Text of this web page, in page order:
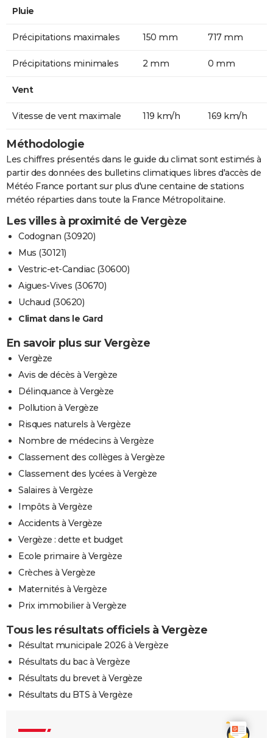
Pluie
Précipitations maximales 150 mm 717 mm
Précipitations minimales 2 mm 0 mm
Vent
Vitesse de vent maximale 119 km/h 169 km/h
Méthodologie
Les chiffres présentés dans le guide du climat sont estimés à
partir des données des bulletins climatiques libres d'accès de
Météo France portant sur plus d'une centaine de stations
météo réparties dans toute la France Métropolitaine.
Les villes à proximité de Vergèze
Codognan (30920)
Mus (30121)
Vestric-et-Candiac (30600)
Aigues-Vives (30670)
Uchaud (30620)
Climat dans le Gard
En savoir plus sur Vergèze
Vergèze
Avis de décès à Vergèze
Délinquance à Vergèze
Pollution à Vergèze
Risques naturels à Vergèze
Nombre de médecins à Vergèze
Classement des collèges à Vergèze
Classement des lycées à Vergèze
Salaires à Vergèze
Impôts à Vergèze
Accidents à Vergèze
Vergèze : dette et budget
Ecole primaire à Vergèze
Crèches à Vergèze
Maternités à Vergèze
Prix immobilier à Vergèze
Tous les résultats officiels à Vergèze
Résultat municipale 2026 à Vergèze
Résultats du bac à Vergèze
Résultats du brevet à Vergèze
Résultats du BTS à Vergèze